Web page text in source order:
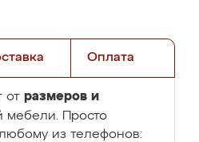
Оплата
от размеров и
мебели. Просто
из телефонов: